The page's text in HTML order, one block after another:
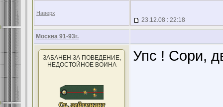
Наверх
23.12.08 : 22:18
Москва 91-93г.
ЗАБАНЕН ЗА ПОВЕДЕНИЕ,
НЕДОСТОЙНОЕ ВОИНА
Упс ! Сори,